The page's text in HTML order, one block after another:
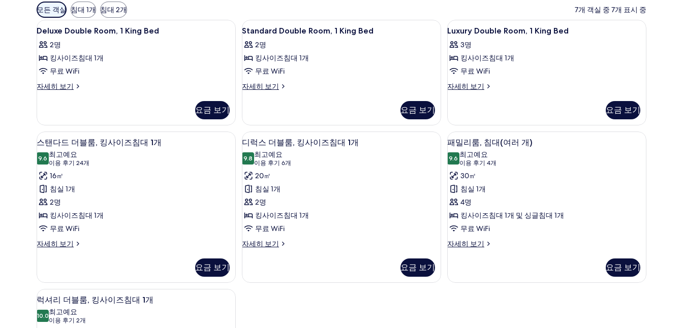
객
실
에
사
용
가
능
한
모든 객실 침대 1개 침대 2개 7개 객실 중 7개 표시 중
Deluxe
Double
Room,
1
King
Bed
모
두
보
기
책상, 암막 커튼, 다리미/다리미판, 간이 침대
4
Deluxe Double Room, 1 King Bed
2명
킹사이즈침대 1개
무료 WiFi
자세히 보기
Deluxe
King
Bed
자
히
기
요금 보기
Standard
Double
Room,
1
King
Bed
모
두
보
기
책상, 암막 커튼, 다리미/다리미판, 간이 침대
7
Standard Double Room, 1 King Bed
2명
킹사이즈침대 1개
무료 WiFi
자세히 보기
Standard
King
Bed
자
세
히
기
요금 보기
Luxury
Double
Room,
1
King
Bed
모
두
보
기
책상, 암막 커튼, 다리미/다리미판, 간이 침대
12
Luxury Double Room, 1 King Bed
3명
킹사이즈침대 1개
무료 WiFi
자세히 보기
Luxury
King
Bed
자
세
히
기
요금 보기
스
탠
다
드
더
블
룸,
킹
사
침
대
1
개
스탠다드 더블룸, 킹사이즈침대 1개 | 책상, 암막 커튼, 다리미/다리미판, 간이 침대
7
스탠다드 더블룸, 킹사이즈침대 1개
9.69.6점 만점 중 10점
최고예요
이용 후기 24개
(이
용
후
기
24
개)
16㎡
침실 1개
2명
킹사이즈침대 1개
무료 WiFi
자세히 보기
스
더
블
룸,
킹
사
요금 보기
디
럭
스
더
블
룸,
킹
사
이
대
디럭스 더블룸, 킹사이즈침대 1개 | 책상, 암막 커튼, 다리미/다리미판, 간이 침대
4
디럭스 더블룸, 킹사이즈침대 1개
9.89.8점 만점 중 10점
최고예요
이용 후기 6개
(이
용
후
기
6
개)
20㎡
침실 1개
2명
킹사이즈침대 1개
무료 WiFi
자세히 보기
디
블
요금 보기
패
밀
리
룸,
침
대
(여
러
개)
모
패밀리룸, 침대(여러 개) | 책상, 암막 커튼, 다
6
패밀리룸, 침대(여러 개)
9.69.6점 만점 중 10점
최고예요
이용 후기 4개
(이
용
후
기
4
개)
30㎡
침실 1개
4명
킹사이즈침대 1개 및 싱글침대 1개
무료 WiFi
자세히 보기
패
침
요금 보기
럭
셔
리
럭셔리 더블룸, 킹사이즈침대 1개 | 객실에서 보이는 전망
12
럭셔리 더블룸, 킹사이즈침대 1개
10.010.0점 만점 중 10점
최고예요
이용 후기 2개
(이